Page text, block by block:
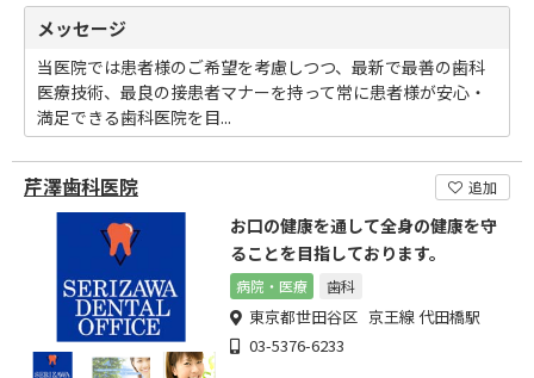
メッセージ
当医院では患者様のご希望を考慮しつつ、最新で最善の歯科
医療技術、最良の接患者マナーを持って常に患者様が安心・
満足できる歯科医院を目...
芹澤歯科医院 追加
お口の健康を通して全身の健康を守
ることを目指しております。
病院・医療 歯科
東京都世田谷区 京王線 代田橋駅
03-5376-6233